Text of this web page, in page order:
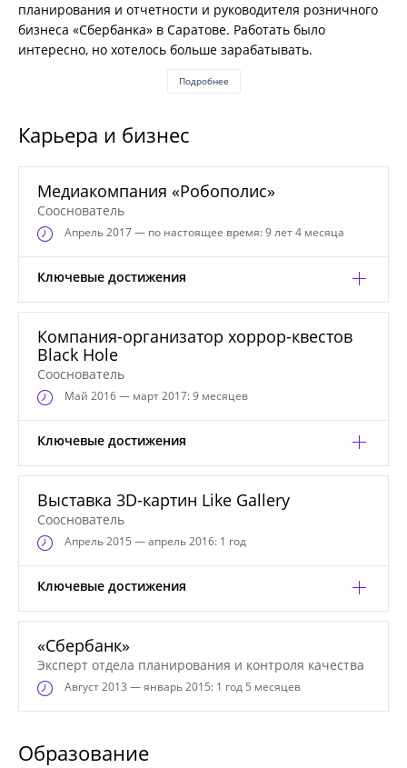
планирования и отчетности и руководителя розничного
бизнеса «Сбербанка» в Саратове. Работать было
интересно, но хотелось больше зарабатывать.
Подробнее
Карьера и бизнес
Медиакомпания «Робополис»
Сооснователь
Апрель2017 — по настоящее время: 9 лет 4 месяца
Ключевые достижения
Компания-организатор хоррор-квестов
Black Hole
Сооснователь
Май 2016 — март 2017: 9 месяцев
Ключевые достижения
Выставка 3D-картин Like Gallery
Сооснователь
Апрель2015 — апрель 2016: 1 год
Ключевые достижения
«Сбербанк»
Эксперт отдела планирования и контроля качества
Август2013 — январь 2015: 1 год 5 месяцев
Образование